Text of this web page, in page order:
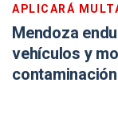
APLICARÁ
Mendoza
vehículos y